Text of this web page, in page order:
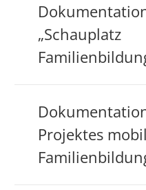
„Schauplatz
Projektes